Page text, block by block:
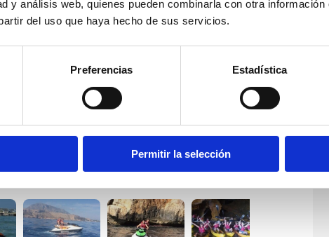
y análisis web, quienes pueden combinarla con otra
del uso que haya hecho de sus servicios.
Preferencias Estadística
Permitir la selección